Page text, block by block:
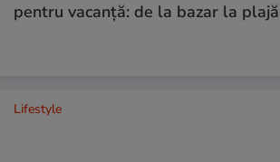
pentru vacanță: de la bazar la plajă
Lifestyle